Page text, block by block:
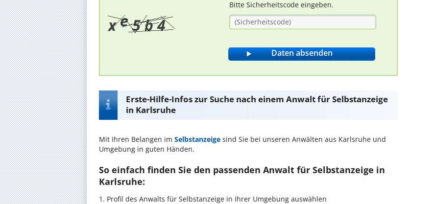
Bitte Sicherheitscode eingeben.
Erste-Hilfe-Infos zur Suche nach einem Anwalt für Selbstanzeige
in Karlsruhe
Mit Ihren Belangen im Selbstanzeige sind Sie bei unseren Anwälten aus Karlsruhe und
Umgebung in guten Händen.
So einfach finden Sie den passenden Anwalt für Selbstanzeige in
Karlsruhe:
1. Profil des Anwalts für Selbstanzeige in Ihrer Umgebung auswählen